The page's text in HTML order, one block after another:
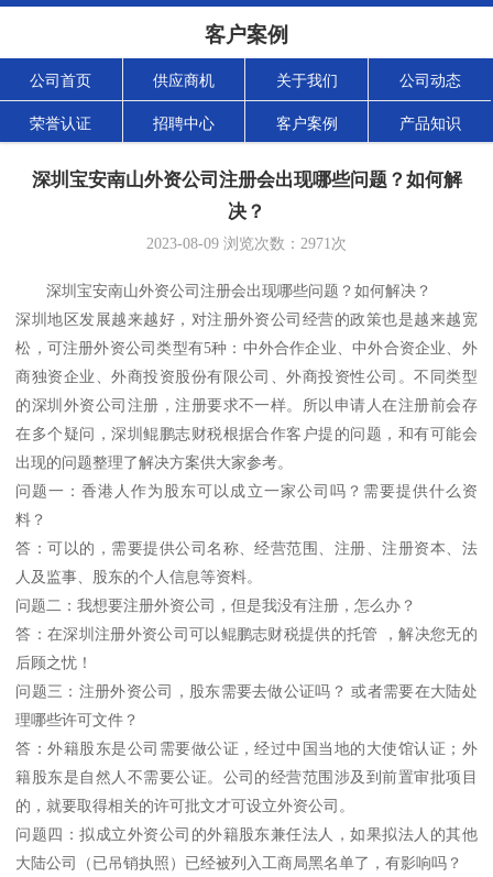
客户案例
公司首页 供应商机 关于我们 公司动态
荣誉认证 招聘中心 客户案例 产品知识
深圳宝安南山外资公司注册会出现哪些问题？如何解
决？
2023-08-09 浏览次数： 2971次
深圳宝安南山外资公司注册会出现哪些问题？如何解决？
深圳地区发展越来越好，对注册外资公司经营的政策也是越来越宽
松，可注册外资公司类型有5种：中外合作企业、中外合资企业、外
商独资企业、外商投资股份有限公司、外商投资性公司。不同类型
的深圳外资公司注册，注册要求不一样。所以申请人在注册前会存
在多个疑问，深圳鲲鹏志财税根据合作客户提的问题，和有可能会
出现的问题整理了解决方案供大家参考。
问题一：香港人作为股东可以成立一家公司吗？需要提供什么资
料？
答：可以的，需要提供公司名称、经营范围、注册、注册资本、法
人及监事、股东的个人信息等资料。
问题二：我想要注册外资公司，但是我没有注册，怎么办？
答：在深圳注册外资公司可以鲲鹏志财税提供的托管 ，解决您无的
后顾之忧！
问题三：注册外资公司，股东需要去做公证吗？ 或者需要在大陆处
理哪些许可文件？
答：外籍股东是公司需要做公证，经过中国当地的大使馆认证；外
籍股东是自然人不需要公证。公司的经营范围涉及到前置审批项目
的，就要取得相关的许可批文才可设立外资公司。
问题四：拟成立外资公司的外籍股东兼任法人，如果拟法人的其他
大陆公司（已吊销执照）已经被列入工商局黑名单了，有影响吗？